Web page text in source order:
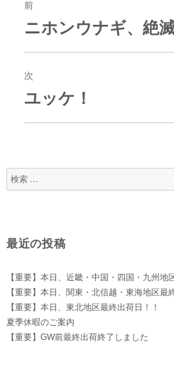
ナ
ビ
ゲ
シ
ョ
ン
前
過
の
投
稿:
ニホンウナギ、絶
次
次
投
ユッケ！
検
索
最近の投稿
【重要】本日、近畿・中国・四国・九州地
【重要】本日、関東・北信越・東海地区最
【重要】本日、東北地区最終出荷日！！
夏季休暇のご案内
【重要】GW前最終出荷終了しました